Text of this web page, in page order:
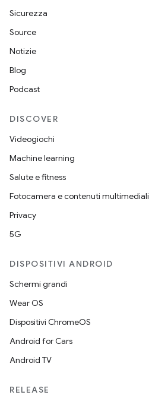
Sicurezza
Source
Notizie
Blog
Podcast
DISCOVER
Videogiochi
Machine learning
Salute e fitness
Fotocamera e contenuti multimediali
Privacy
5G
DISPOSITIVI ANDROID
Schermi grandi
Wear OS
Dispositivi ChromeOS
Android for Cars
Android TV
RELEASE